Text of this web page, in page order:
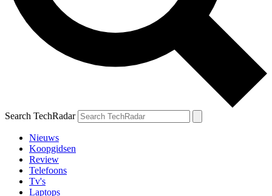
Search TechRadar
Nieuws
Koopgidsen
Review
Telefoons
Tv's
Laptops